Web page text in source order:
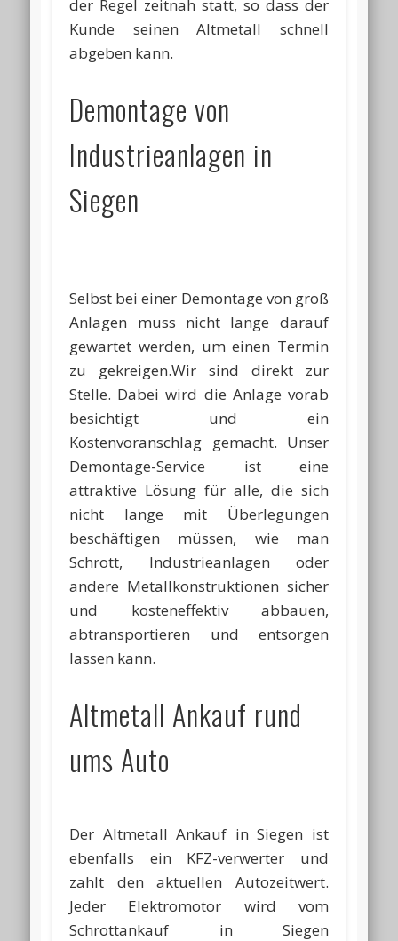
der Regel zeitnah statt, so dass der
Kunde seinen Altmetall schnell
abgeben kann.
Demontage von
Industrieanlagen in
Siegen
Selbst bei einer Demontage von groß
Anlagen muss nicht lange darauf
gewartet werden, um einen Termin
zu gekreigen.Wir sind direkt zur
Stelle. Dabei wird die Anlage vorab
besichtigt und ein
Kostenvoranschlag gemacht. Unser
Demontage-Service ist eine
attraktive Lösung für alle, die sich
nicht lange mit Überlegungen
beschäftigen müssen, wie man
Schrott, Industrieanlagen oder
andere Metallkonstruktionen sicher
und kosteneffektiv abbauen,
abtransportieren und entsorgen
lassen kann.
Altmetall Ankauf rund
ums Auto
Der Altmetall Ankauf in Siegen ist
ebenfalls ein KFZ-verwerter und
zahlt den aktuellen Autozeitwert.
Jeder Elektromotor wird vom
Schrottankauf in Siegen